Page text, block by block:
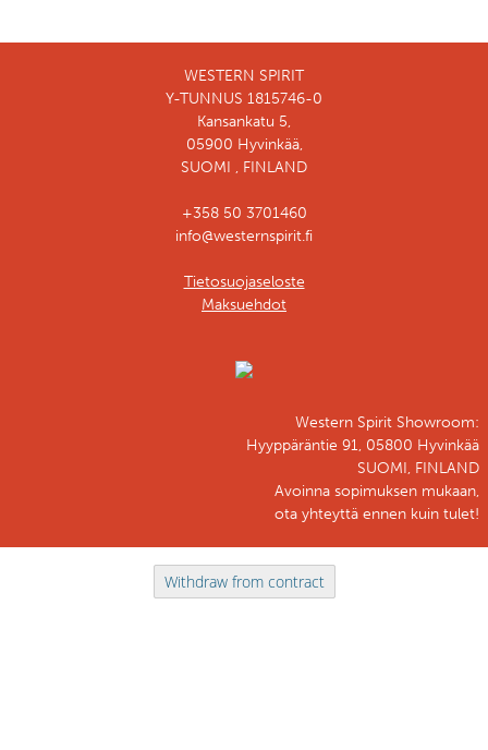
WESTERN SPIRIT
Y-TUNNUS 1815746-0
Kansankatu 5,
05900 Hyvinkää,
SUOMI , FINLAND
+358 50 3701460
info@westernspirit.fi
Tietosuojaseloste
Maksuehdot
Western Spirit Showroom:
Hyyppäräntie 91, 05800 Hyvinkää
SUOMI, FINLAND
Avoinna sopimuksen mukaan,
ota yhteyttä ennen kuin tulet!
Withdraw from contract